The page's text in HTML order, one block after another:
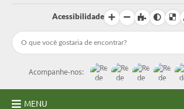
Acessibilidade
Acompanhe-nos:
MENU